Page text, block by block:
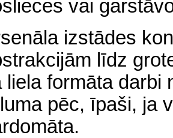
vai
izstādes
līdz
liela formāta darbi
pēc, īpaši, ja